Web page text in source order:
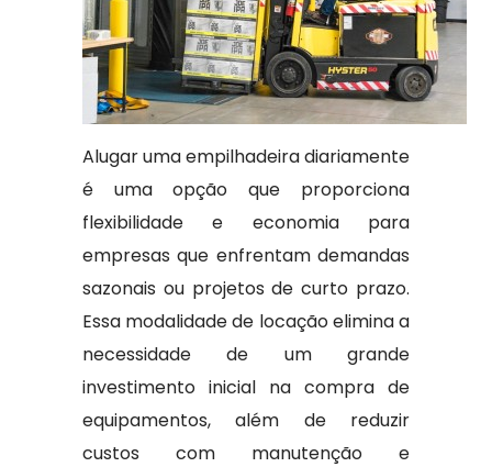
Alugar uma empilhadeira diariamente
é uma opção que proporciona
flexibilidade e economia para
empresas que enfrentam demandas
sazonais ou projetos de curto prazo.
Essa modalidade de locação elimina a
necessidade de um grande
investimento inicial na compra de
equipamentos, além de reduzir
custos com manutenção e